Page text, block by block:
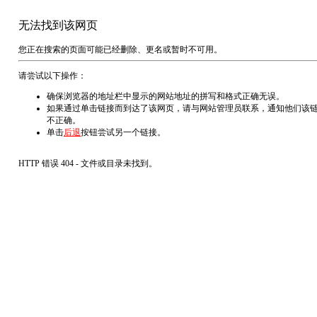
无法找到该网页
您正在搜索的页面可能已经删除、更名或暂时不可用。
请尝试以下操作：
确保浏览器的地址栏中显示的网站地址的拼写和格式正确无误。
如果通过单击链接而到达了该网页，请与网站管理员联系，通知他们该
不正确。
单击后退按钮尝试另一个链接。
HTTP 错误 404 - 文件或目录未找到。